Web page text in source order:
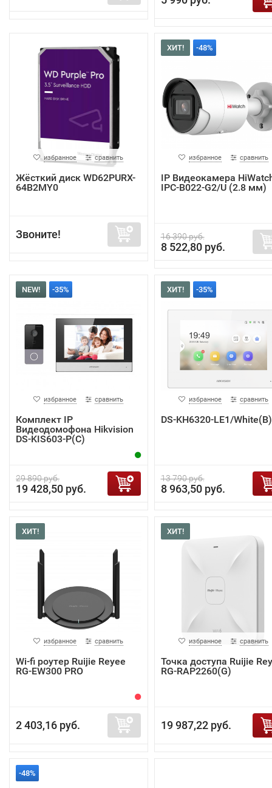
избранное сравнить
Жёсткий диск WD62PURX-
64B2MY0
Звоните!
ХИТ! -48%
избранное сравнить
IP Видеокамера
IPC-B022-G2/U (2.8 мм)
16 390 руб.
8 522,80 руб.
NEW! -35%
избранное сравнить
Комплект IP
Видеодомофона Hikvision
DS-KIS603-P(C)
29 890 руб.
19 428,50 руб.
ХИТ! -35%
избранное сравнить
DS-KH6320-LE1/White(B)
13 790 руб.
8 963,50 руб.
ХИТ!
избранное сравнить
Wi-fi роутер Ruijie Reyee
RG-EW300 PRO
2 403,16 руб.
ХИТ!
избранное сравнить
Точка доступа Ruijie
RG-RAP2260(G)
19 987,22 руб.
-48%